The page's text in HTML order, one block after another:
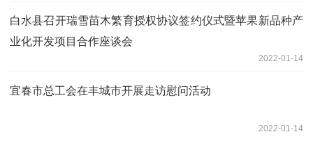
白水县召开瑞雪苗木繁育授权协议签约仪式暨苹果新品种产
业化开发项目合作座谈会
2022-01-14
宜春市总工会在丰城市开展走访慰问活动
2022-01-14